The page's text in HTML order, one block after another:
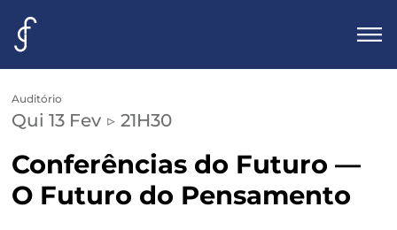
Agenda
Visita
Infos
Auditório
Qui 13 Fev ▷ 21H30
Conferências do Futuro —
O Futuro do Pensamento